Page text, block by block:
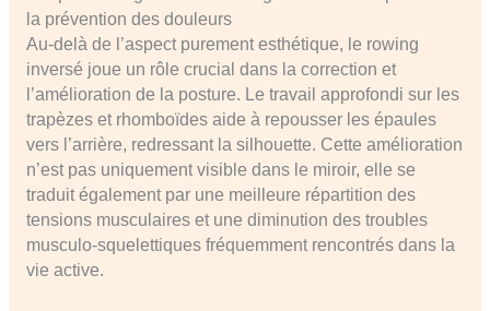
la prévention des douleurs
Au-delà de l’aspect purement esthétique, le rowing
inversé joue un rôle crucial dans la correction et
l’amélioration de la posture. Le travail approfondi sur les
trapèzes et rhomboïdes aide à repousser les épaules
vers l’arrière, redressant la silhouette. Cette amélioration
n’est pas uniquement visible dans le miroir, elle se
traduit également par une meilleure répartition des
tensions musculaires et une diminution des troubles
musculo-squelettiques fréquemment rencontrés dans la
vie active.